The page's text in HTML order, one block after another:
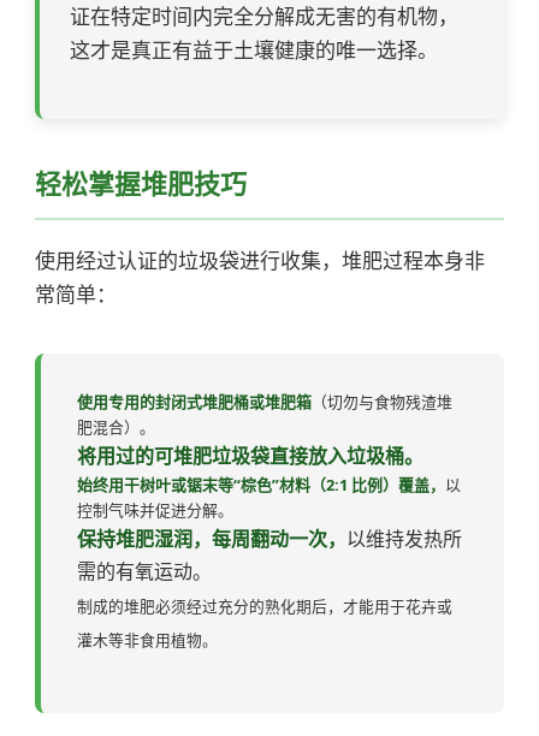
证在特定时间内完全分解成无害的有机物，
这才是真正有益于土壤健康的唯一选择。
轻松掌握堆肥技巧
使用经过认证的垃圾袋进行收集，堆肥过程本身非
常简单：
使用专用的封闭式堆肥桶或堆肥箱 （切勿与食物残渣堆
肥混合）。
将用过的可堆肥垃圾袋直接放入垃圾桶。
始终用干树叶或锯末等“棕色”材料（2:1 比例）覆盖， 以
控制气味并促进分解。
保持堆肥湿润，每周翻动一次， 以维持发热所
需的有氧运动。
制成的堆肥必须经过充分的熟化期后，才能用于花卉或
灌木等非食用植物。